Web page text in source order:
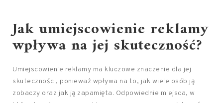
Jak umiejscowienie reklamy
wpływa na jej skuteczność?
Umiejscowienie reklamy ma kluczowe znaczenie dla jej
skuteczności, ponieważ wpływa na to, jak wiele osób ją
zobaczy oraz jak ją zapamięta. Odpowiednie miejsca, w